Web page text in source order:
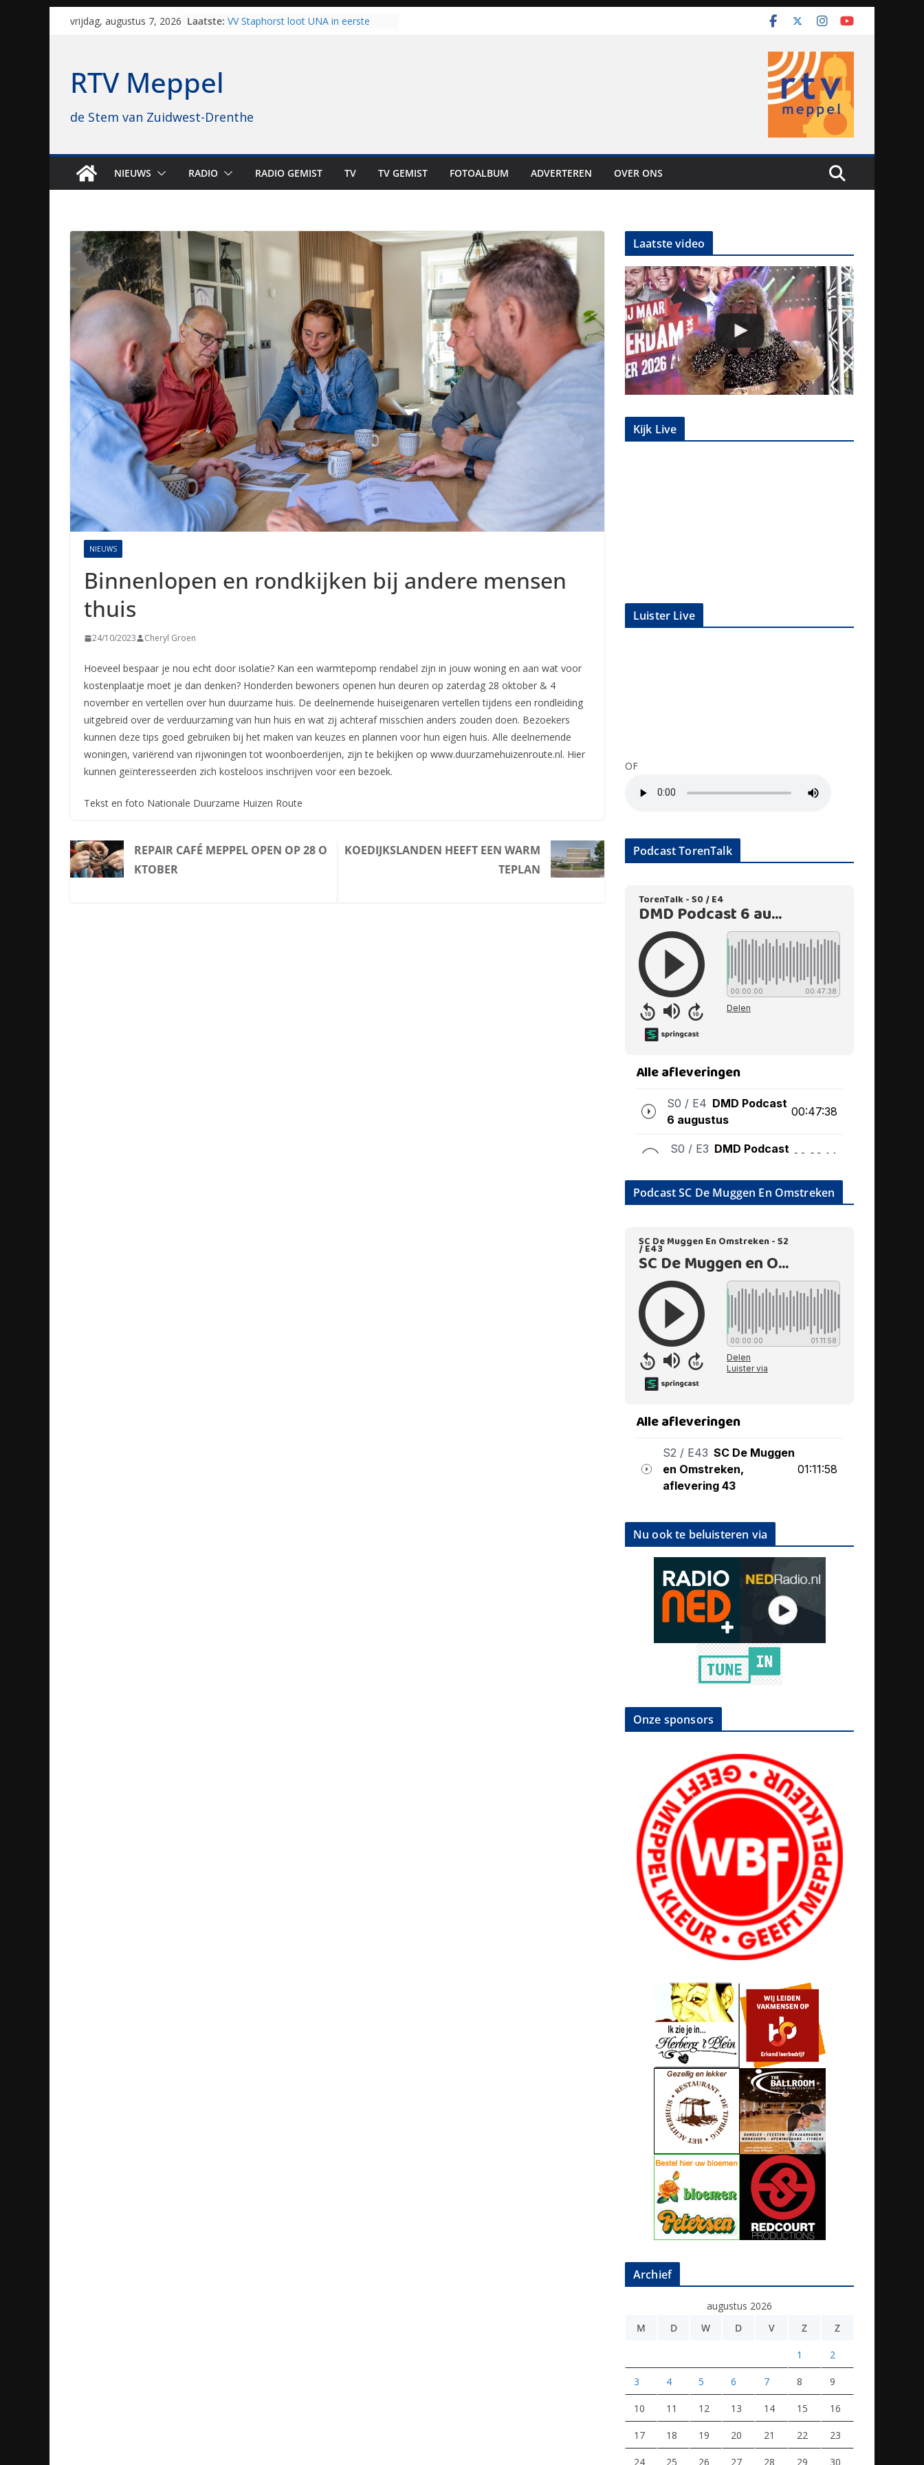
Skipvrijdag, augustus 7, 2026 Laatste: VV Staphorst loot UNA in eerste
Hoogeveen over: “Dit is altijd een
brullende motoren: internationale
grasbaanraces staan voor de deur
RTV Meppel
de Stem van Zuidwest-Drenthe
NIEUWS RADIO RADIO GEMIST TV TV GEMIST FOTOALBUM ADVERTEREN OVER ONS
NIEUWS
Binnenlopen en rondkijken bij andere mensen
thuis
24/10/2023 Cheryl Groen
Hoeveel bespaar je nou echt door isolatie? Kan een warmtepomp rendabel zijn in jouw woning en aan wat voor
kostenplaatje moet je dan denken? Honderden bewoners openen hun deuren op zaterdag 28 oktober & 4
november en vertellen over hun duurzame huis. De deelnemende huiseigenaren vertellen tijdens een rondleiding
uitgebreid over de verduurzaming van hun huis en wat zij achteraf misschien anders zouden doen. Bezoekers
kunnen deze tips goed gebruiken bij het maken van keuzes en plannen voor hun eigen huis. Alle deelnemende
woningen, variërend van rijwoningen tot woonboerderijen, zijn te bekijken op www.duurzamehuizenroute.nl. Hier
kunnen geïnteresseerden zich kosteloos inschrijven voor een bezoek.
Tekst en foto Nationale Duurzame Huizen Route
REPAIR CAFÉ MEPPEL OPEN OP 28 O
KTOBER
KOEDIJKSLANDEN HEEFT EEN WARM
TEPLAN
Laatste video
Kijk Live
Luister Live
OF
Podcast TorenTalk
Podcast SC De Muggen En Omstreken
Nu ook te beluisteren via
Onze sponsors
Archief
augustus 2026
M
D W D V Z Z
1 2
3 4 5 6 7 8 9
10 11 12 13 14 15 16
17 18 19 20 21 22 23
24 25 26 27 28 29 30